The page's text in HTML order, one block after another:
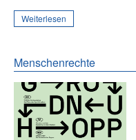
Weiterlesen
Menschenrechte